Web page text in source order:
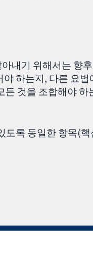
내기 위해서는 향
하는지, 다른 요법
든 것을 조합해야
도록 동일한 항목(